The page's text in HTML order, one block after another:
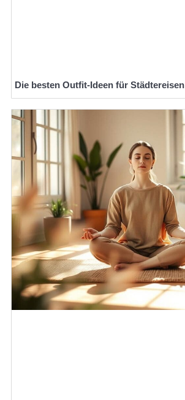
Die besten Outfit-Ideen für Städtereisen